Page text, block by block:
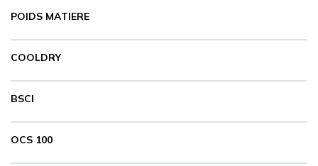
POIDS MATIERE
COOLDRY
BSCI
OCS 100